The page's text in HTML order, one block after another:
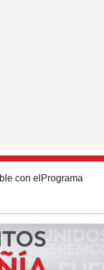
con el Programa